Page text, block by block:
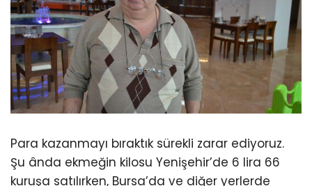
Para kazanmayı bıraktık sürekli zarar ediyoruz.
Şu ânda ekmeğin kilosu Yenişehir’de 6 lira 66
kuruşa satılırken, Bursa’da ve diğer yerlerde